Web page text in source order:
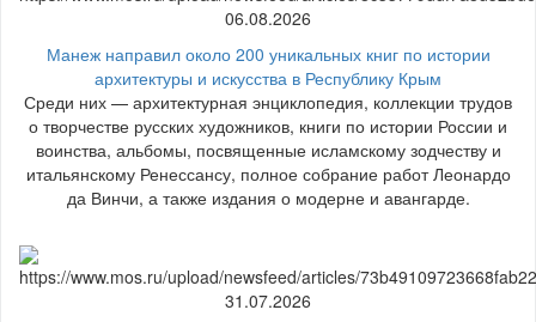
06.08.2026
Манеж направил около 200 уникальных книг по истории
архитектуры и искусства в Республику Крым
Среди них — архитектурная энциклопедия, коллекции трудов
о творчестве русских художников, книги по истории России и
воинства, альбомы, посвященные исламскому зодчеству и
итальянскому Ренессансу, полное собрание работ Леонардо
да Винчи, а также издания о модерне и авангарде.
31.07.2026